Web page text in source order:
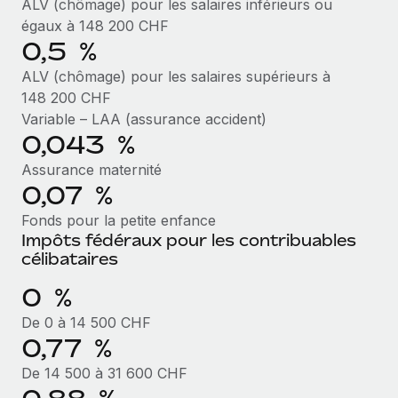
En savoir plus
ALV (chômage) pour les salaires inférieurs ou
égaux à 148 200 CHF
0,5 %
ALV (chômage) pour les salaires supérieurs à
148 200 CHF
Variable – LAA (assurance accident)
0,043 %
Assurance maternité
0,07 %
Fonds pour la petite enfance
Impôts fédéraux pour les contribuables
célibataires
0 %
De 0 à 14 500 CHF
0,77 %
De 14 500 à 31 600 CHF